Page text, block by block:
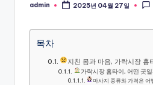
Posted
admin 2025년 04월 27일
목차
지친 몸과 마음, 가락시장 홈
가락시장 홈타이, 어떤 곳
마사지 종류와 가격은 어